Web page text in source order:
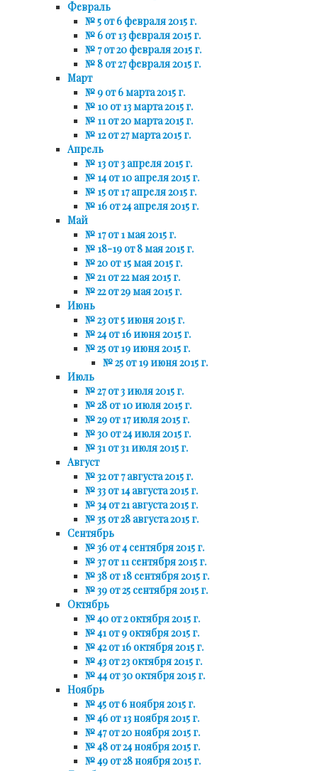
Февраль
№ 5 от 6 февраля 2015 г.
№ 6 от 13 февраля 2015 г.
№ 7 от 20 февраля 2015 г.
№ 8 от 27 февраля 2015 г.
Март
№ 9 от 6 марта 2015 г.
№ 10 от 13 марта 2015 г.
№ 11 от 20 марта 2015 г.
№ 12 от 27 марта 2015 г.
Апрель
№ 13 от 3 апреля 2015 г.
№ 14 от 10 апреля 2015 г.
№ 15 от 17 апреля 2015 г.
№ 16 от 24 апреля 2015 г.
Май
№ 17 от 1 мая 2015 г.
№ 18-19 от 8 мая 2015 г.
№ 20 от 15 мая 2015 г.
№ 21 от 22 мая 2015 г.
№ 22 от 29 мая 2015 г.
Июнь
№ 23 от 5 июня 2015 г.
№ 24 от 16 июня 2015 г.
№ 25 от 19 июня 2015 г.
№ 25 от 19 июня 2015 г.
Июль
№ 27 от 3 июля 2015 г.
№ 28 от 10 июля 2015 г.
№ 29 от 17 июля 2015 г.
№ 30 от 24 июля 2015 г.
№ 31 от 31 июля 2015 г.
Август
№ 32 от 7 августа 2015 г.
№ 33 от 14 августа 2015 г.
№ 34 от 21 августа 2015 г.
№ 35 от 28 августа 2015 г.
Сентябрь
№ 36 от 4 сентября 2015 г.
№ 37 от 11 сентября 2015 г.
№ 38 от 18 сентября 2015 г.
№ 39 от 25 сентября 2015 г.
Октябрь
№ 40 от 2 октября 2015 г.
№ 41 от 9 октября 2015 г.
№ 42 от 16 октября 2015 г.
№ 43 от 23 октября 2015 г.
№ 44 от 30 октября 2015 г.
Ноябрь
№ 45 от 6 ноября 2015 г.
№ 46 от 13 ноября 2015 г.
№ 47 от 20 ноября 2015 г.
№ 48 от 24 ноября 2015 г.
№ 49 от 28 ноября 2015 г.